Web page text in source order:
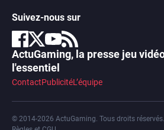
Suivez-nous sur
ActuGaming, la presse jeu
l'essentiel
ContactPublicitéL’équipe
© 2014-2026 ActuGaming. Tous droits réservés.